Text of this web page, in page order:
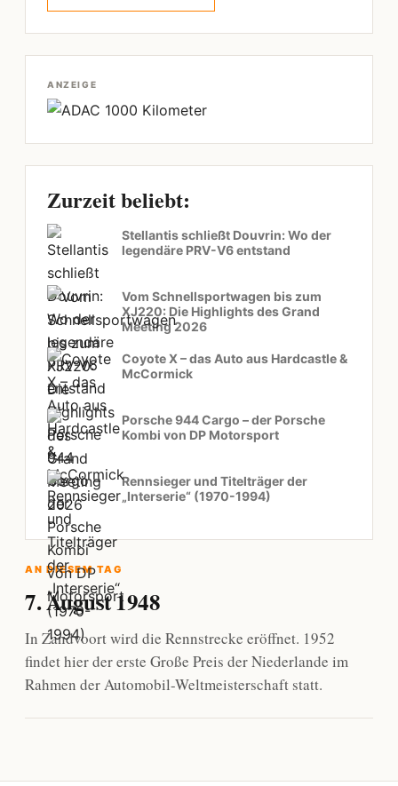
ANZEIGE
Zurzeit beliebt:
Stellantis schließt Douvrin: Wo der
legendäre PRV-V6 entstand
Vom Schnellsportwagen bis zum
XJ220: Die Highlights des Grand
Meeting 2026
Coyote X – das Auto aus Hardcastle &
McCormick
Porsche 944 Cargo – der Porsche
Kombi von DP Motorsport
Rennsieger und Titelträger der
„Interserie“ (1970-1994)
AN DIESEM TAG
7. August 1948
In Zandvoort wird die Rennstrecke eröffnet. 1952
findet hier der erste Große Preis der Niederlande im
Rahmen der Automobil-Weltmeisterschaft statt.